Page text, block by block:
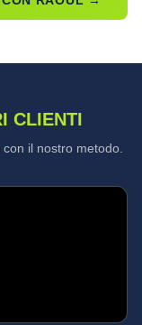
CLIENTI
il nostro metodo.